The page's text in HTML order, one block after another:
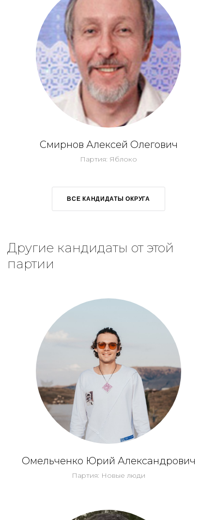
Смирнов Алексей Олегович
Партия: Яблоко
ВСЕ КАНДИДАТЫ ОКРУГА
Другие кандидаты от этой
партии
Омельченко Юрий Александрович
Партия: Новые люди